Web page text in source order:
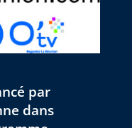
par
dans